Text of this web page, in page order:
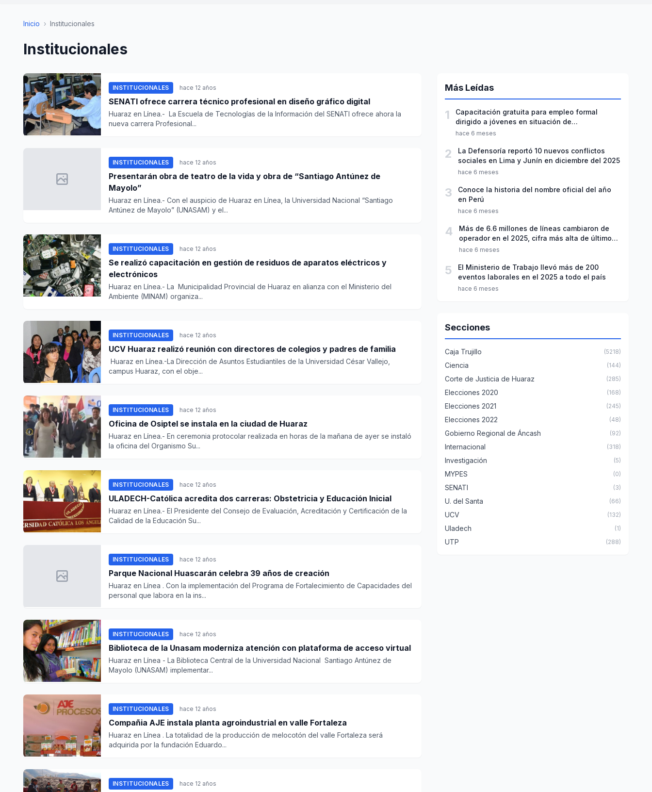
Inicio › Institucionales
Institucionales
INSTITUCIONALES hace 12 años
SENATI ofrece carrera técnico profesional en diseño gráfico digital
Huaraz en Línea.- La Escuela de Tecnologías de la Información del SENATI ofrece ahora la
nueva carrera Profesional...
INSTITUCIONALES hace 12 años
Presentarán obra de teatro de la vida y obra de “Santiago Antúnez de
Mayolo”
Huaraz en Línea.- Con el auspicio de Huaraz en Línea, la Universidad Nacional “Santiago
Antúnez de Mayolo” (UNASAM) y el...
INSTITUCIONALES hace 12 años
Se realizó capacitación en gestión de residuos de aparatos eléctricos y
electrónicos
Huaraz en Línea.- La Municipalidad Provincial de Huaraz en alianza con el Ministerio del
Ambiente (MINAM) organiza...
INSTITUCIONALES hace 12 años
UCV Huaraz realizó reunión con directores de colegios y padres de familia
Huaraz en Línea.-La Dirección de Asuntos Estudiantiles de la Universidad César Vallejo,
campus Huaraz, con el obje...
INSTITUCIONALES hace 12 años
Oficina de Osiptel se instala en la ciudad de Huaraz
Huaraz en Línea.- En ceremonia protocolar realizada en horas de la mañana de ayer se instaló
la oficina del Organismo Su...
INSTITUCIONALES hace 12 años
ULADECH-Católica acredita dos carreras: Obstetricia y Educación Inicial
Huaraz en Línea.- El Presidente del Consejo de Evaluación, Acreditación y Certificación de la
Calidad de la Educación Su...
INSTITUCIONALES hace 12 años
Parque Nacional Huascarán celebra 39 años de creación
Huaraz en Línea . Con la implementación del Programa de Fortalecimiento de Capacidades del
personal que labora en la ins...
INSTITUCIONALES hace 12 años
Biblioteca de la Unasam moderniza atención con plataforma de acceso virtual
Huaraz en Línea - La Biblioteca Central de la Universidad Nacional Santiago Antúnez de
Mayolo (UNASAM) implementar...
INSTITUCIONALES hace 12 años
Compañia AJE instala planta agroindustrial en valle Fortaleza
Huaraz en Línea . La totalidad de la producción de melocotón del valle Fortaleza será
adquirida por la fundación Eduardo...
INSTITUCIONALES hace 12 años
Más Leídas
1
Capacitación gratuita para empleo formal
dirigido a jóvenes en situación de
vulnerabilidad
hace 6 meses
2
La Defensoría reportó 10 nuevos conflictos
sociales en Lima y Junín en diciembre del 2025
hace 6 meses
3
Conoce la historia del nombre oficial del año
en Perú
hace 6 meses
4
Más de 6.6 millones de líneas cambiaron de
operador en el 2025, cifra más alta de últimos
seis años
hace 6 meses
5
El Ministerio de Trabajo llevó más de 200
eventos laborales en el 2025 a todo el país
hace 6 meses
Secciones
Caja Trujillo (5218)
Ciencia (144)
Corte de Justicia de Huaraz (285)
Elecciones 2020 (168)
Elecciones 2021 (245)
Elecciones 2022 (48)
Gobierno Regional de Áncash (92)
Internacional (318)
Investigación (5)
MYPES (0)
SENATI (3)
U. del Santa (66)
UCV (132)
Uladech (1)
UTP (288)